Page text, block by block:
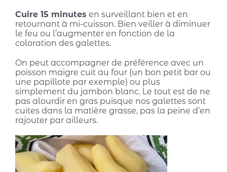
Cuire 15 minutes en surveillant bien et en
retournant à mi-cuisson. Bien veiller à diminuer
le feu ou l’augmenter en fonction de la
coloration des galettes.
On peut accompagner de préférence avec un
poisson maigre cuit au four (un bon petit bar ou
une papillote par exemple) ou plus
simplement du jambon blanc. Le tout est de ne
pas alourdir en gras puisque nos galettes sont
cuites dans la matière grasse, pas la peine d’en
rajouter par ailleurs.